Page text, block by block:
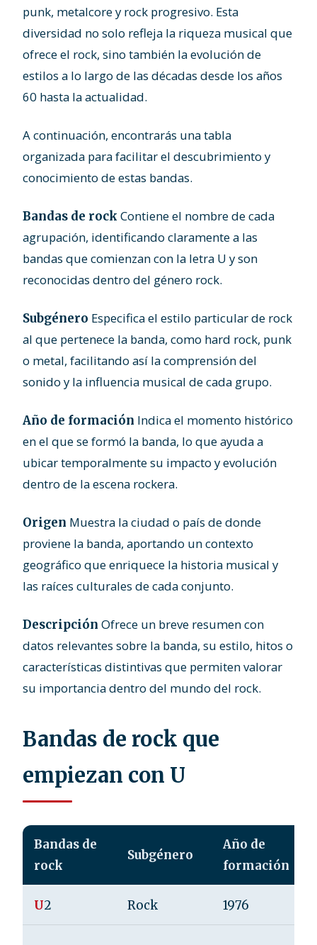
punk, metalcore y rock progresivo. Esta
diversidad no solo refleja la riqueza musical que
ofrece el rock, sino también la evolución de
estilos a lo largo de las décadas desde los años
60 hasta la actualidad.
A continuación, encontrarás una tabla
organizada para facilitar el descubrimiento y
conocimiento de estas bandas.
Bandas de rock Contiene el nombre de cada
agrupación, identificando claramente a las
bandas que comienzan con la letra U y son
reconocidas dentro del género rock.
Subgénero Especifica el estilo particular de rock
al que pertenece la banda, como hard rock, punk
o metal, facilitando así la comprensión del
sonido y la influencia musical de cada grupo.
Año de formación Indica el momento histórico
en el que se formó la banda, lo que ayuda a
ubicar temporalmente su impacto y evolución
dentro de la escena rockera.
Origen Muestra la ciudad o país de donde
proviene la banda, aportando un contexto
geográfico que enriquece la historia musical y
las raíces culturales de cada conjunto.
Descripción Ofrece un breve resumen con
datos relevantes sobre la banda, su estilo, hitos o
características distintivas que permiten valorar
su importancia dentro del mundo del rock.
Bandas de rock que
empiezan con U
Bandas de
rock
Subgénero
Año de
formación
U2 Rock 1976